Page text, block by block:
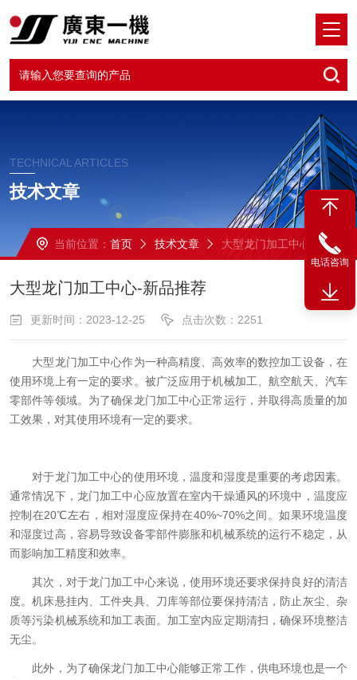
TECHNICAL ARTICLES
技术文章
当前位置： 首页 技术文章 大型龙门加工中心-新品推荐
大型龙门加工中心-新品推荐
更新时间：2023-12-25 点击次数：2251
大型龙门加工中心作为一种高精度、高效率的数控加工设备，在
使用环境上有一定的要求。被广泛应用于机械加工、航空航天、汽车
零部件等领域。为了确保龙门加工中心正常运行，并取得高质量的加
工效果，对其使用环境有一定的要求。
对于龙门加工中心的使用环境，温度和湿度是重要的考虑因素。
通常情况下，龙门加工中心应放置在室内干燥通风的环境中，温度应
控制在20℃左右，相对湿度应保持在40%~70%之间。如果环境温度
和湿度过高，容易导致设备零部件膨胀和机械系统的运行不稳定，从
而影响加工精度和效率。
其次，对于龙门加工中心来说，使用环境还要求保持良好的清洁
度。机床悬挂内、工件夹具、刀库等部位要保持清洁，防止灰尘、杂
质等污染机械系统和加工表面。加工室内应定期清扫，确保环境整洁
无尘。
此外，为了确保龙门加工中心能够正常工作，供电环境也是一个
电话咨询